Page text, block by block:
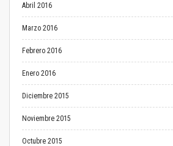
Abril 2016
Marzo 2016
Febrero 2016
Enero 2016
Diciembre 2015
Noviembre 2015
Octubre 2015